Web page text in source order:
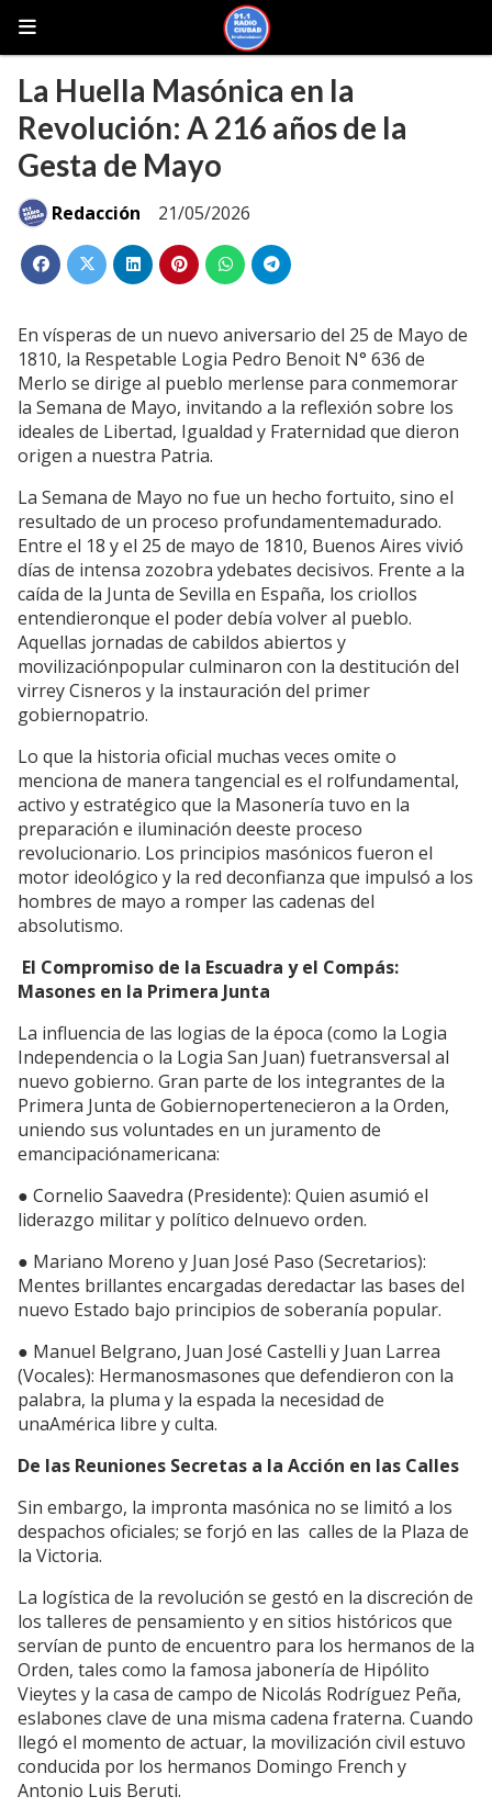
La Huella Masónica en la
Revolución: A 216 años de la
Gesta de Mayo
21/05/2026
Redacción
En vísperas de un nuevo aniversario del 25 de Mayo de
1810, la Respetable Logia Pedro Benoit N° 636 de
Merlo se dirige al pueblo merlense para conmemorar
la Semana de Mayo, invitando a la reflexión sobre los
ideales de Libertad, Igualdad y Fraternidad que dieron
origen a nuestra Patria.
La Semana de Mayo no fue un hecho fortuito, sino el
resultado de un proceso profundamentemadurado.
Entre el 18 y el 25 de mayo de 1810, Buenos Aires vivió
días de intensa zozobra ydebates decisivos. Frente a la
caída de la Junta de Sevilla en España, los criollos
entendieronque el poder debía volver al pueblo.
Aquellas jornadas de cabildos abiertos y
movilizaciónpopular culminaron con la destitución del
virrey Cisneros y la instauración del primer
gobiernopatrio.
Lo que la historia oficial muchas veces omite o
menciona de manera tangencial es el rolfundamental,
activo y estratégico que la Masonería tuvo en la
preparación e iluminación deeste proceso
revolucionario. Los principios masónicos fueron el
motor ideológico y la red deconfianza que impulsó a los
hombres de mayo a romper las cadenas del
absolutismo.
El Compromiso de la Escuadra y el Compás:
Masones en la Primera Junta
La influencia de las logias de la época (como la Logia
Independencia o la Logia San Juan) fuetransversal al
nuevo gobierno. Gran parte de los integrantes de la
Primera Junta de Gobiernopertenecieron a la Orden,
uniendo sus voluntades en un juramento de
emancipaciónamericana:
● Cornelio Saavedra (Presidente): Quien asumió el
liderazgo militar y político delnuevo orden.
● Mariano Moreno y Juan José Paso (Secretarios):
Mentes brillantes encargadas deredactar las bases del
nuevo Estado bajo principios de soberanía popular.
● Manuel Belgrano, Juan José Castelli y Juan Larrea
(Vocales): Hermanosmasones que defendieron con la
palabra, la pluma y la espada la necesidad de
unaAmérica libre y culta.
De las Reuniones Secretas a la Acción en las Calles
Sin embargo, la impronta masónica no se limitó a los
despachos oficiales; se forjó en las calles de la Plaza de
la Victoria.
La logística de la revolución se gestó en la discreción de
los talleres de pensamiento y en sitios históricos que
servían de punto de encuentro para los hermanos de la
Orden, tales como la famosa jabonería de Hipólito
Vieytes y la casa de campo de Nicolás Rodríguez Peña,
eslabones clave de una misma cadena fraterna. Cuando
llegó el momento de actuar, la movilización civil estuvo
conducida por los hermanos Domingo French y
Antonio Luis Beruti.